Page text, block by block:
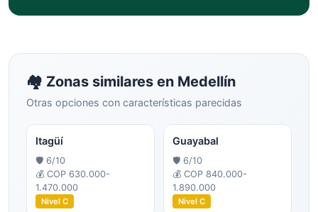
🏘️ Zonas similares en Medellín
Otras opciones con características parecidas
Itagüí
🛡️ 6/10
💰 COP 630.000-
1.470.000
Nivel C
Guayabal
🛡️ 6/10
💰 COP 840.000-
1.890.000
Nivel C